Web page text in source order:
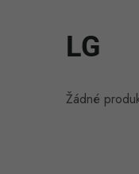
LG
Žádné